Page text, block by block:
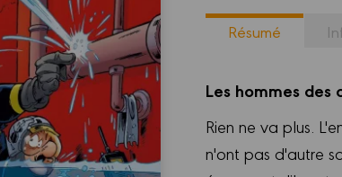
Résumé
Les hommes
Rien ne va plus.
n'ont pas d'autre